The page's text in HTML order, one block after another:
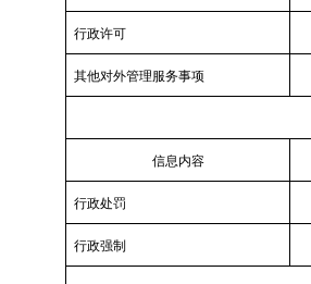
行政许可
其他对外管理服务事项
信息内容
行政处罚
行政强制